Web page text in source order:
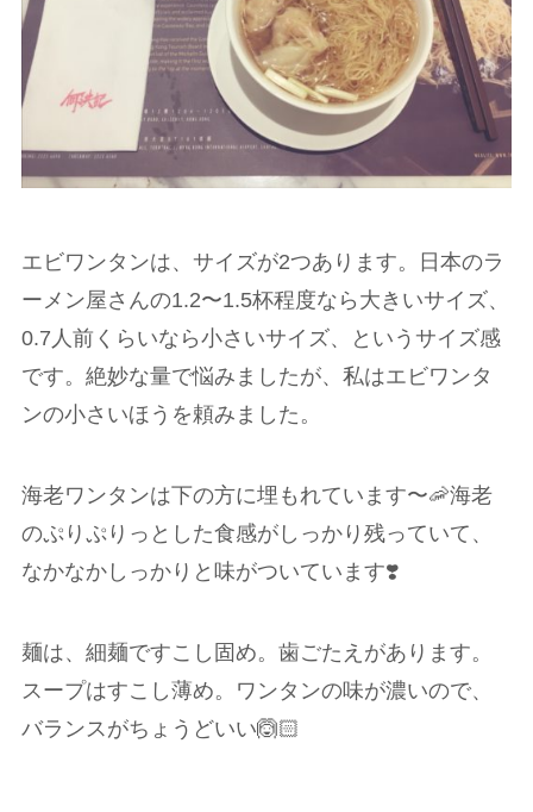
エビワンタンは、サイズが2つあります。日本のラ
ーメン屋さんの1.2〜1.5杯程度なら大きいサイズ、
0.7人前くらいなら小さいサイズ、というサイズ感
です。絶妙な量で悩みましたが、私はエビワンタ
ンの小さいほうを頼みました。
海老ワンタンは下の方に埋もれています〜🦐海老
のぷりぷりっとした食感がしっかり残っていて、
なかなかしっかりと味がついています❣️
麺は、細麺ですこし固め。歯ごたえがあります。
スープはすこし薄め。ワンタンの味が濃いので、
バランスがちょうどいい🙆🏻